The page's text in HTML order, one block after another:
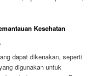
Kesehatan
dapat dikenakan, seperti
digunakan untuk